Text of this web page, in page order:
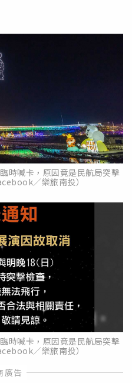
時喊卡，原因竟是民航局突擊
／樂旅南投）
時喊卡，原因竟是民航局突擊
／樂旅南投）